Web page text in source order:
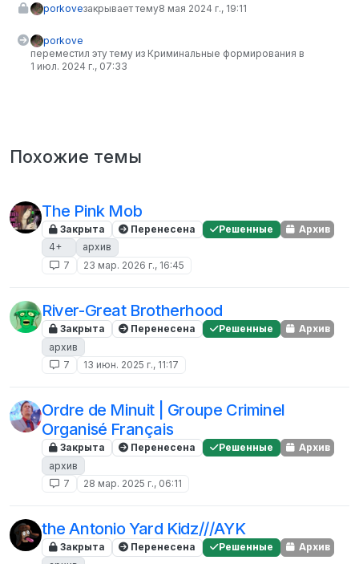
porkoveзакрывает тему8 мая 2024 г., 19:11
porkove
переместил эту тему из Криминальные формирования в
1 июл. 2024 г., 07:33
Похожие темы
The Pink Mob
Закрыта Перенесена Решенные
Архив
4+⠀
архив
7
23 мар. 2026 г., 16:45
River-Great Brotherhood
Закрыта Перенесена Решенные
Архив
архив
7
13 июн. 2025 г., 11:17
Ordre de Minuit | Groupe Criminel
Organisé Français
Закрыта Перенесена Решенные
Архив
архив
7
28 мар. 2025 г., 06:11
the Antonio Yard Kidz///AYK
Закрыта Перенесена Решенные
Архив